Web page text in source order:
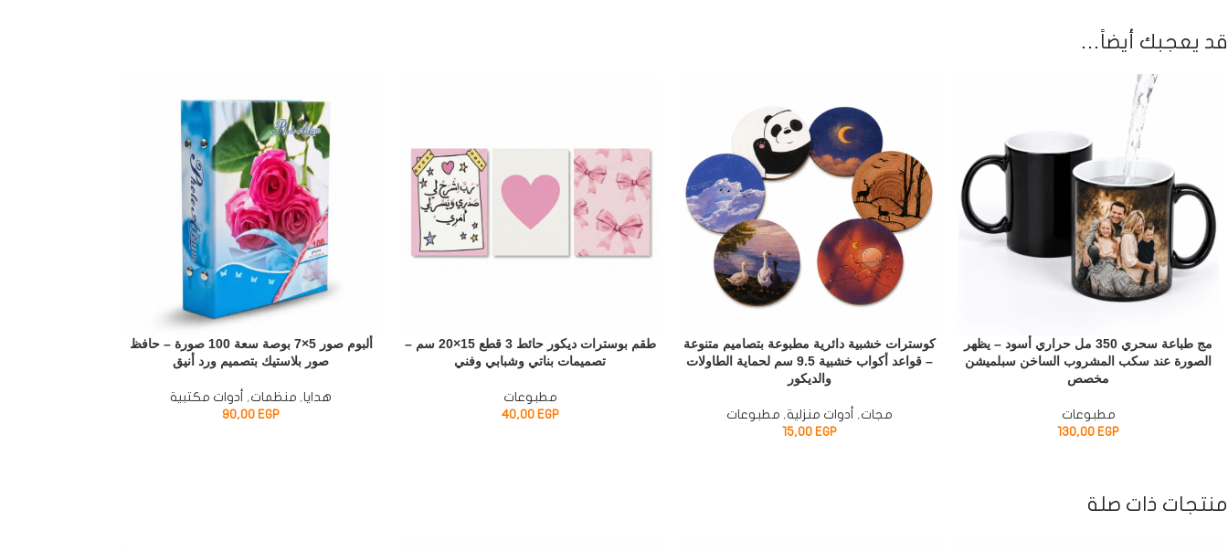
قد يعجبك أيضاً…
مج طباعة سحري 350 مل حراري أسود – يظهر
الصورة عند سكب المشروب الساخن سبلميشن
مخصص
مطبوعات
130,00EGP
كوسترات خشبية دائرية مطبوعة بتصاميم متنوعة
– قواعد أكواب خشبية 9.5 سم لحماية الطاولات
والديكور
مجات , أدوات منزلية , مطبوعات
15,00 EGP
طقم بوسترات ديكور حائط 3 قطع 15×20 سم –
تصميمات بناتي وشبابي وفني
مطبوعات
40,00EGP
ألبوم صور 5×7 بوصة سعة 100 صورة – حافظ
صور بلاستيك بتصميم ورد أنيق
هدايا , منظمات , أدوات مكتبية
90,00EGP
منتجات ذات صلة